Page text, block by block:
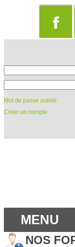
Mot de passe oublié
Créer un compte
MENU
NOS